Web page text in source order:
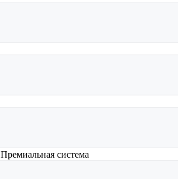
Премиальная система